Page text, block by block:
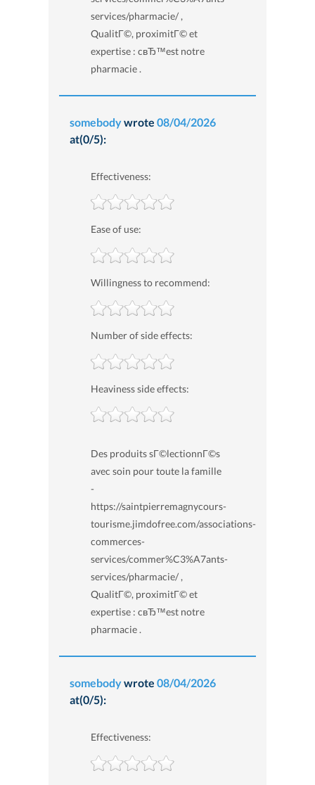
services/pharmacie/ ,
QualitГ©, proximitГ© et
expertise : cвЂ™est notre
pharmacie .
somebodywrote 08/04/2026
at(0/5):
Effectiveness:
Ease of use:
Willingness to recommend:
Number of side effects:
Heaviness side effects:
Des produits sГ©lectionnГ©s
avec soin pour toute la famille
-
https://saintpierremagnycours-
tourisme.jimdofree.com/associations-
commerces-
services/commer%C3%A7ants-
services/pharmacie/ ,
QualitГ©, proximitГ© et
expertise : cвЂ™est notre
pharmacie .
somebodywrote 08/04/2026
at(0/5):
Effectiveness: